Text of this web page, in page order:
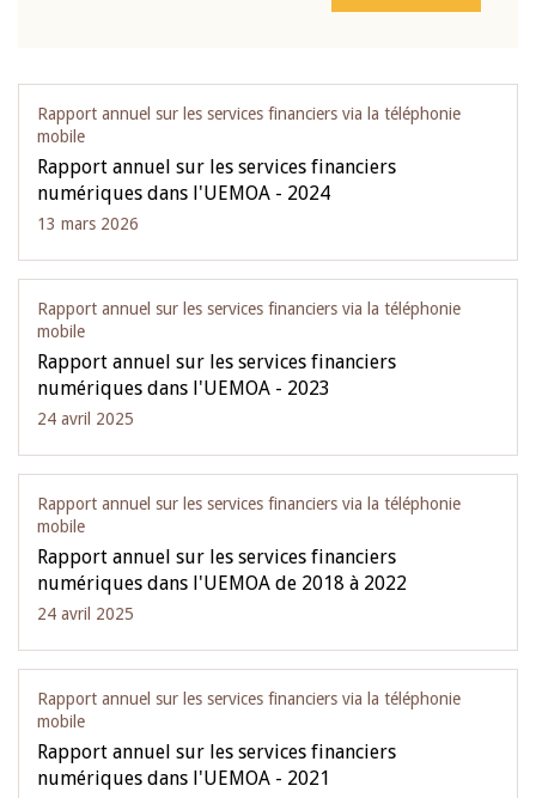
Rapport annuel sur les services financiers via la téléphonie
mobile
Rapport annuel sur les services financiers
numériques dans l'UEMOA - 2024
13 mars 2026
Rapport annuel sur les services financiers via la téléphonie
mobile
Rapport annuel sur les services financiers
numériques dans l'UEMOA - 2023
24 avril 2025
Rapport annuel sur les services financiers via la téléphonie
mobile
Rapport annuel sur les services financiers
numériques dans l'UEMOA de 2018 à 2022
24 avril 2025
Rapport annuel sur les services financiers via la téléphonie
mobile
Rapport annuel sur les services financiers
numériques dans l'UEMOA - 2021